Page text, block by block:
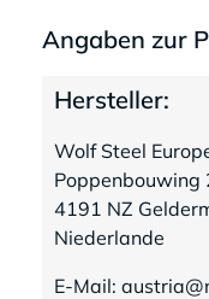
Angaben zur
Hersteller:
Wolf Steel
Poppenbouwing
4191 NZ
Niederlande
E-Mail: